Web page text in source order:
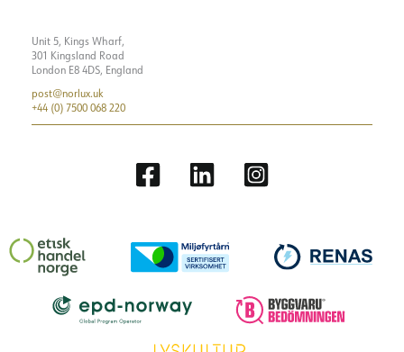
Unit 5, Kings Wharf,
301 Kingsland Road
London E8 4DS, England
post@norlux.uk
+44 (0) 7500 068 220